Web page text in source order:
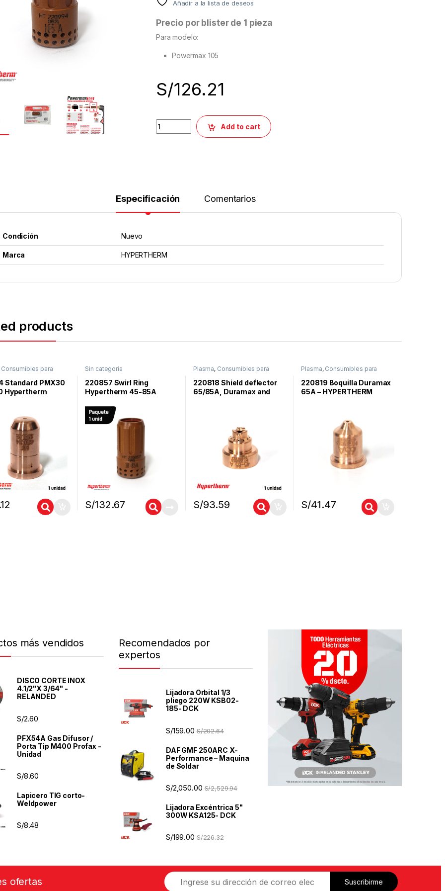
Añadir a la lista de deseos
Precio por blister de 1 pieza
Para modelo:
Powermax 105
S/126.21
Add to cart
Especificación Comentarios
Condición Nuevo
Marca HYPERTHERM
products
Consumibles para
Hypertherm
Air
Standard PMX30
Hypertherm
Sin categoria
220857 Swirl Ring
Hypertherm 45-85A
S/132.67
Plasma, Consumibles para
Hypertherm
Powermax65 Sync,
Powermax85 Sync
220818 Shield deflector
65/85A, Duramax and
S/93.59
Plasma, Consumibles para
Hypertherm
Powermax65 Sync,
Powermax85 Sync,
Powermax105 Sync
220819 Boquilla Duramax
65A – HYPERTHERM
S/41.47
más vendidos
DISCO CORTE INOX
4.1/2"X 3/64" -
RELANDED
S/2.60
PFX54A Gas Difusor /
Porta Tip M400 Profax -
Unidad
S/8.60
Lapicero TIG corto-
Weldpower
S/8.48
Recomendados por
expertos
Lijadora Orbital 1/3
pliego 220W KSB02-
185- DCK
S/159.00 S/202.64
DAF GMF 250ARC X-
Performance – Maquina
de Soldar
S/2,050.00 S/2,529.94
Lijadora Excéntrica 5"
300W KSA125- DCK
S/199.00 S/226.32
ofertas
E
m
Suscribirme